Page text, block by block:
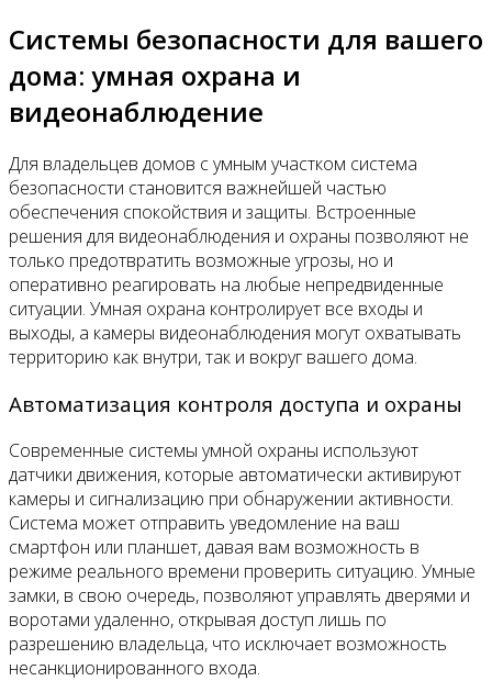
Системы безопасности для вашего
дома: умная охрана и
видеонаблюдение
Для владельцев домов с умным участком система
безопасности становится важнейшей частью
обеспечения спокойствия и защиты. Встроенные
решения для видеонаблюдения и охраны позволяют не
только предотвратить возможные угрозы, но и
оперативно реагировать на любые непредвиденные
ситуации. Умная охрана контролирует все входы и
выходы, а камеры видеонаблюдения могут охватывать
территорию как внутри, так и вокруг вашего дома.
Автоматизация контроля доступа и охраны
Современные системы умной охраны используют
датчики движения, которые автоматически активируют
камеры и сигнализацию при обнаружении активности.
Система может отправить уведомление на ваш
смартфон или планшет, давая вам возможность в
режиме реального времени проверить ситуацию. Умные
замки, в свою очередь, позволяют управлять дверями и
воротами удаленно, открывая доступ лишь по
разрешению владельца, что исключает возможность
несанкционированного входа.